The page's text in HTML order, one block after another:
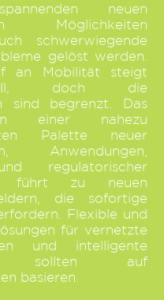
neuen
Möglichkeiten
schwerwiegende
gelöst werden.
an Mobilität steigt
doch die
sind begrenzt. Das
einer nahezu
Palette neuer
Anwendungen,
regulatorischer
führt zu neuen
die sofortige
Flexible und
für vernetzte
und intelligente
sollten auf
basieren.